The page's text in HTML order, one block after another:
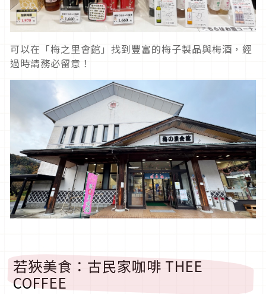
可以在「梅之里會館」找到豐富的梅子製品與梅酒，經
過時請務必留意！
若狹美食：古民家咖啡 THEE
COFFEE